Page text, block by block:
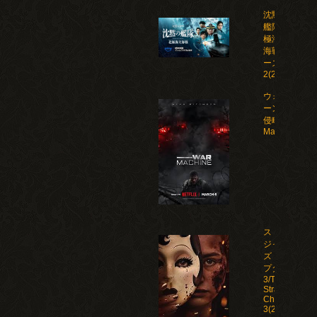
沈黙の
艦隊 北
極海大
海戦 シ
ーズン
2(2026)
ウォー・マシ
ーン: 未知な
侵略者/War
ストレン
ジャー
ズ：チャ
プター
3/The
Strangers:
Chapter
3(2026)